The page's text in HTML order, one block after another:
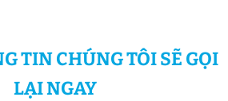
TIN CHÚNG TÔI SẼ GỌI
LẠI NGAY